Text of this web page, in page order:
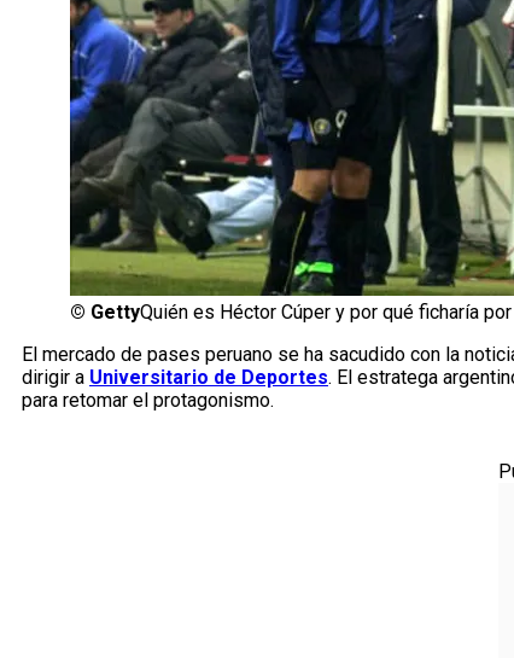
© GettyQuién es Héctor Cúper y por qué ficharía
El mercado de pases peruano se ha sacudido con la
dirigir a Universitario de Deportes. El estratega
para retomar el protagonismo.